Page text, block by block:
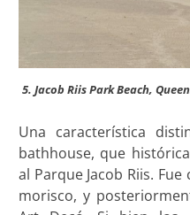
5. Jacob Riis Park Beach,
Una característica
bathhouse, que
al Parque Jacob Riis.
morisco, y